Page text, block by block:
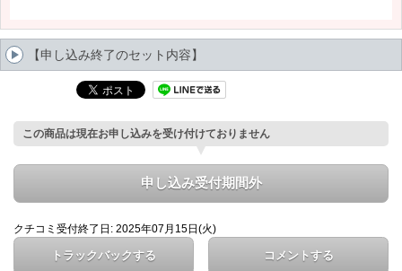
【申し込み終了のセット内容】
この商品は現在お申し込みを受け付けておりません
申し込み受付期間外
クチコミ受付終了日: 2025年07月15日(火)
トラックバックする コメントする